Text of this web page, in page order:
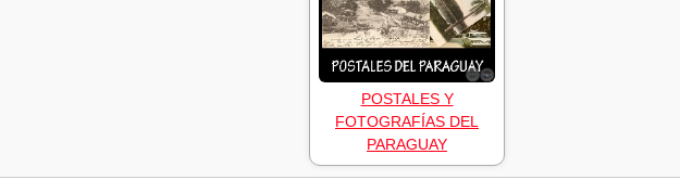
POSTALES Y
FOTOGRAFÍAS DEL
PARAGUAY